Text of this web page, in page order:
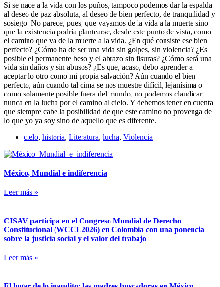
Si se nace a la vida con los puños, tampoco podemos dar la espalda
al deseo de paz absoluta, al deseo de bien perfecto, de tranquilidad y
sosiego. No parece, pues, que vayamos de la vida a la muerte sino
que la existencia podría plantearse, desde este punto de vista, como
el camino que va de la muerte a la vida. ¿En qué consiste ese bien
perfecto? ¿Cómo ha de ser una vida sin golpes, sin violencia? ¿Es
posible el permanente beso y el abrazo sin fisuras? ¿Cómo será una
vida sin daños y sin abusos? ¿Es que, acaso, debo aprender a
aceptar lo otro como mi propia salvación? Aún cuando el bien
perfecto, aún cuando tal cima se nos muestre difícil, lejanísima o
como solamente posible fuera del mundo, no podemos claudicar
nunca en la lucha por el camino al cielo. Y debemos tener en cuenta
que siempre cabe la posibilidad de que este camino no provenga de
lo que yo ya soy sino de aquello que es diferente.
cielo, historia, Literatura, lucha, Violencia
México, Mundial e indiferencia
Leer más »
CISAV participa en el Congreso Mundial de Derecho
Constitucional (WCCL2026) en Colombia con una ponencia
sobre la justicia social y el valor del trabajo
Leer más »